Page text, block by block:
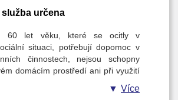
služba určena
60 let věku, které se ocitly v
situaci, potřebují dopomoc v
činnostech, nejsou schopny
domácím prostředí ani při využití
svých blízkých nebo nejbližšího
podporu nelze zajistit jinými
Více